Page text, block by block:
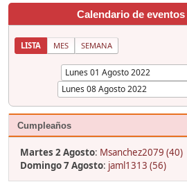
Calendario de
LISTA MES SEMANA
Cumpleaños
Martes 2 Agosto: Msanchez2079 (40)
Domingo 7 Agosto: jaml1313 (56)